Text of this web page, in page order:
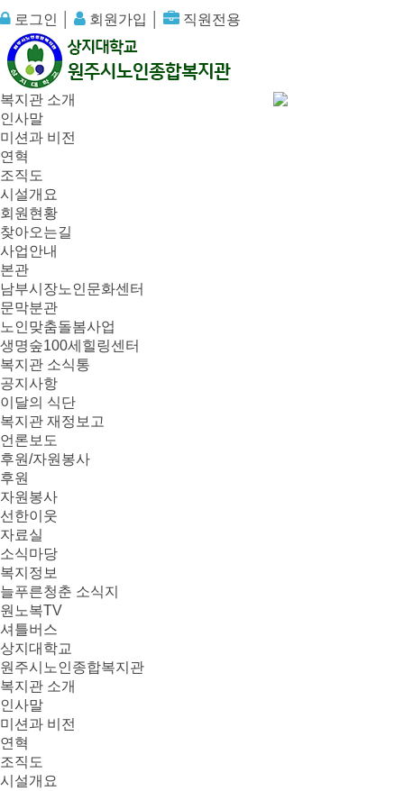
로그인 회원가입 직원전용
복지관 소개
인사말
미션과 비전
연혁
조직도
시설개요
회원현황
찾아오는길
사업안내
본관
남부시장노인문화센터
문막분관
노인맞춤돌봄사업
생명숲100세힐링센터
복지관 소식통
공지사항
이달의 식단
복지관 재정보고
언론보도
후원/자원봉사
후원
자원봉사
선한이웃
자료실
소식마당
복지정보
늘푸른청춘 소식지
원노복TV
셔틀버스
상지대학교
원주시노인종합복지관
복지관 소개
인사말
미션과 비전
연혁
조직도
시설개요